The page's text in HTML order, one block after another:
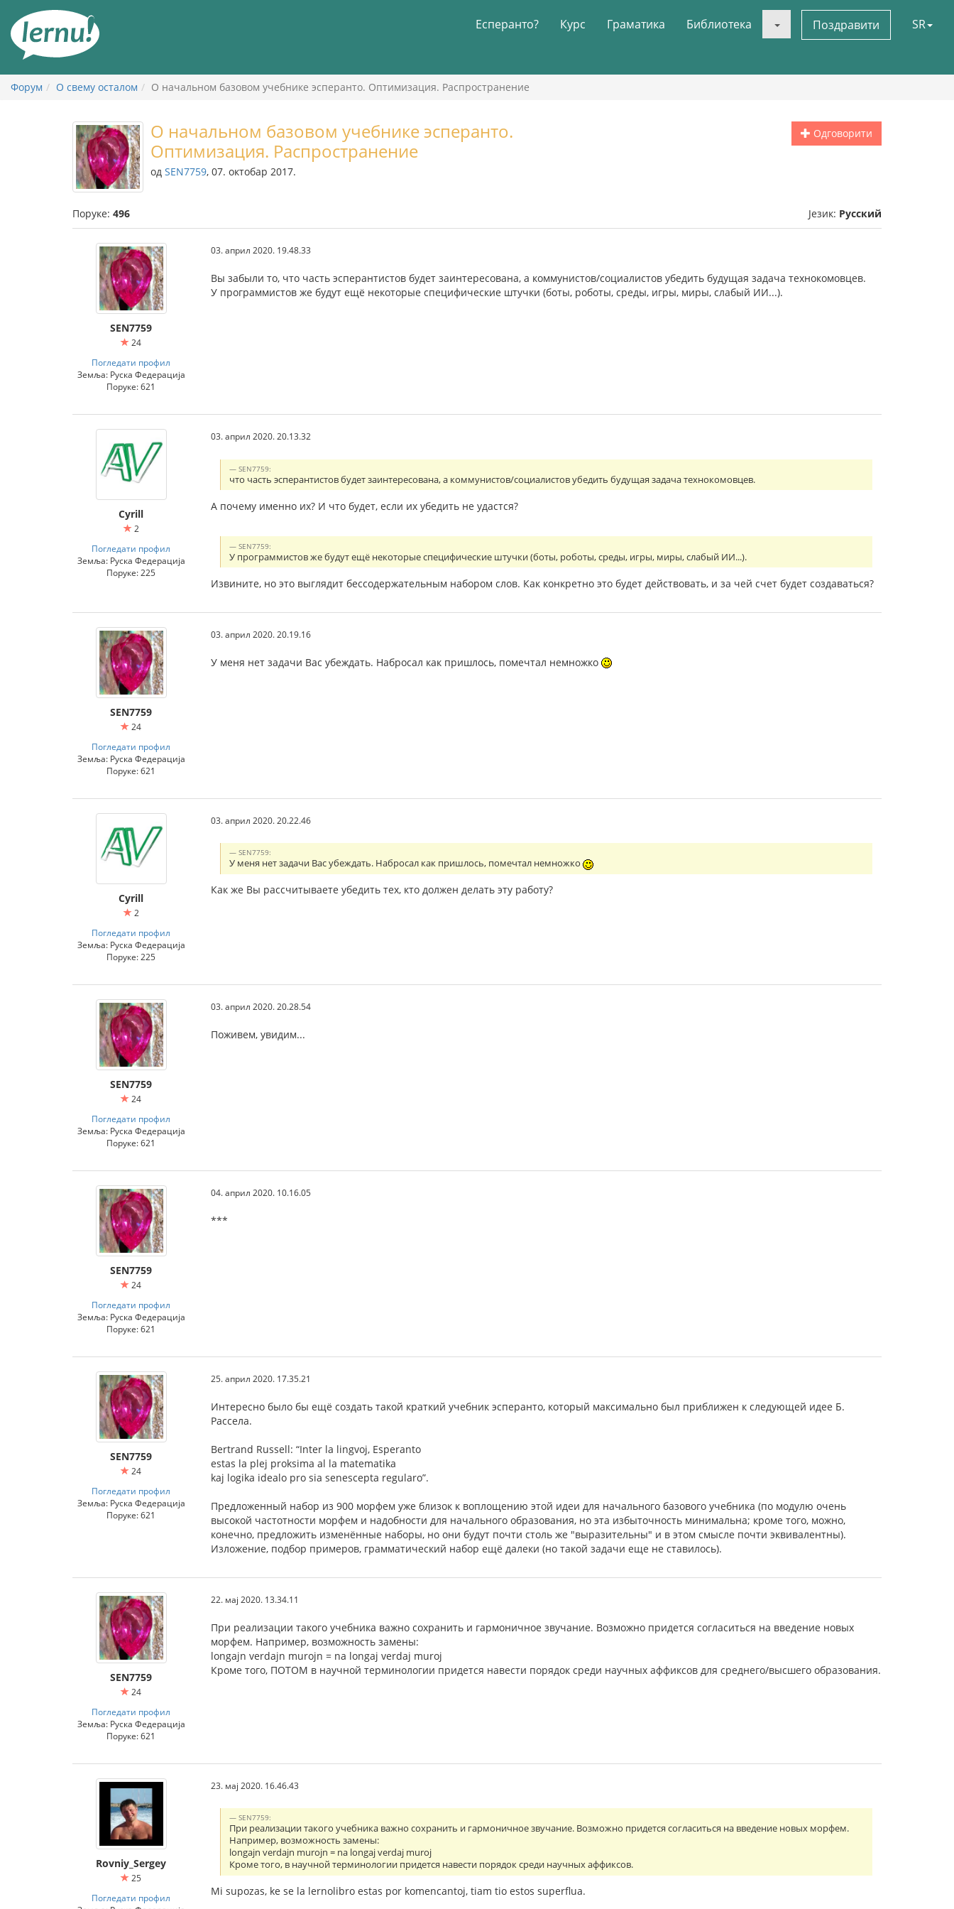
садржају
Есперанто? Курс Граматика Библиотека Поздравити SR
Форум О свему осталом О начальном базовом учебнике эсперанто. Оптимизация. Распространение
Одговорити
О начальном базовом учебнике эсперанто.
Оптимизация. Распространение
од SEN7759, 07. октобар 2017.
Поруке: 496 Језик: Русский
SEN7759
24
Погледати профил
Земља: Руска Федерација
Поруке: 621
03. април 2020. 19.48.33
Вы забыли то, что часть эсперантистов будет заинтересована, а коммунистов/социалистов убедить будущая задача технокомовцев.
У программистов же будут ещё некоторые специфические штучки (боты, роботы, среды, игры, миры, слабый ИИ...).
Cyrill
2
Погледати профил
Земља: Руска Федерација
Поруке: 225
03. април 2020. 20.13.32
SEN7759:
что часть эсперантистов будет заинтересована, а коммунистов/социалистов убедить будущая задача технокомовцев.
А почему именно их? И что будет, если их убедить не удастся?
SEN7759:
У программистов же будут ещё некоторые специфические штучки (боты, роботы, среды, игры, миры, слабый ИИ...).
Извините, но это выглядит бессодержательным набором слов. Как конкретно это будет действовать, и за чей счет будет создаваться?
SEN7759
24
Погледати профил
Земља: Руска Федерација
Поруке: 621
03. април 2020. 20.19.16
У меня нет задачи Вас убеждать. Набросал как пришлось, помечтал немножко
Cyrill
2
Погледати профил
Земља: Руска Федерација
Поруке: 225
03. април 2020. 20.22.46
SEN7759:
У меня нет задачи Вас убеждать. Набросал как пришлось, помечтал немножко
Как же Вы рассчитываете убедить тех, кто должен делать эту работу?
SEN7759
24
Погледати профил
Земља: Руска Федерација
Поруке: 621
03. април 2020. 20.28.54
Поживем, увидим...
SEN7759
24
Погледати профил
Земља: Руска Федерација
Поруке: 621
04. април 2020. 10.16.05
***
SEN7759
24
Погледати профил
Земља: Руска Федерација
Поруке: 621
25. април 2020. 17.35.21
Интересно было бы ещё создать такой краткий учебник эсперанто, который максимально был приближен к следующей идее Б.
Рассела.
Bertrand Russell: “Inter la lingvoj, Esperanto
estas la plej proksima al la matematika
kaj logika idealo pro sia senescepta regularo”.
Предложенный набор из 900 морфем уже близок к воплощению этой идеи для начального базового учебника (по модулю очень
высокой частотности морфем и надобности для начального образования, но эта избыточность минимальна; кроме того, можно,
конечно, предложить изменённые наборы, но они будут почти столь же "выразительны" и в этом смысле почти эквивалентны).
Изложение, подбор примеров, грамматический набор ещё далеки (но такой задачи еще не ставилось).
SEN7759
24
Погледати профил
Земља: Руска Федерација
Поруке: 621
22. мај 2020. 13.34.11
При реализации такого учебника важно сохранить и гармоничное звучание. Возможно придется согласиться на введение новых
морфем. Например, возможность замены:
longajn verdajn murojn = na longaj verdaj muroj
Кроме того, ПОТОМ в научной терминологии придется навести порядок среди научных аффиксов для среднего/высшего образования.
Rovniy_Sergey
25
Погледати профил
23. мај 2020. 16.46.43
SEN7759:
При реализации такого учебника важно сохранить и гармоничное звучание. Возможно придется согласиться на введение новых морфем.
Например, возможность замены:
longajn verdajn murojn = na longaj verdaj muroj
Кроме того, в научной терминологии придется навести порядок среди научных аффиксов.
Mi supozas, ke se la lernolibro estas por komencantoj, tiam tio estos superflua.